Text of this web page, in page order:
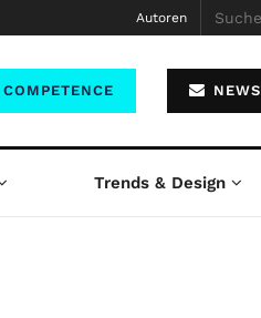
Autoren
Trends & Design